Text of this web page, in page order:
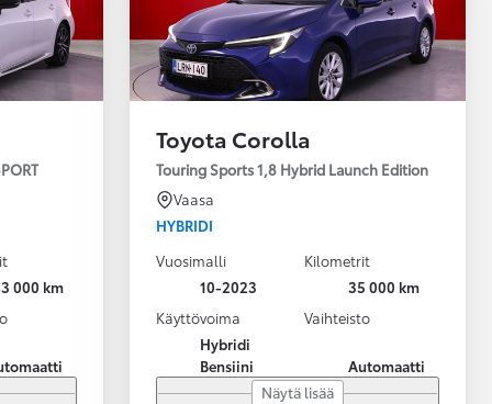
000 km
Toyota Corolla
Touring Sports 1,8 Hybrid Launch Edition
Vaasa
HYBRIDI
Vuosimalli
10-2023
Kilometrit
35 000 km
Käyttövoima
Hybridi
Bensiini
Vaihteisto
Automaatti
Näytä lisää